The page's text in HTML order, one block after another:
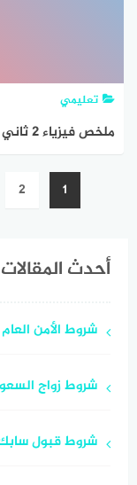
تعليمي
ملخص
شاملة لأهم القوانين
المقالات
1
2
أحدث المقالات
شروط الأمن العام
شروط زواج
شروط قبول سابك